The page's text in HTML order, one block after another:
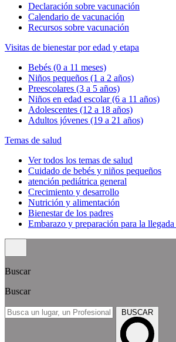
Declaración sobre vacunación
Calendario de vacunación
Recursos sobre vacunación
Visitas de bienestar por edad y etapa
Bebés (0 a 11 meses)
Niños pequeños (1 a 2 años)
Preescolares (3 a 5 años)
Niños en edad escolar (6 a 11 años)
Adolescentes (12 a 18 años)
Adultos jóvenes (19 a 21 años)
Temas de salud
Ver todos los temas de salud
Cuidado de bebés y niños pequeños
atención pediátrica general
Crecimiento y desarrollo
Nutrición y alimentación
Bienestar de los padres
Embarazo y preparación para la
Buscar
Buscar
BUSCAR